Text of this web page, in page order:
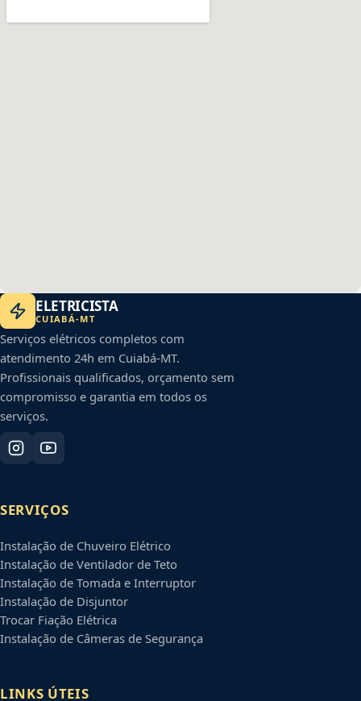
ELETRICISTA
CUIABÁ-MT
Serviços elétricos completos com
atendimento 24h em Cuiabá-MT.
Profissionais qualificados, orçamento sem
compromisso e garantia em todos os
serviços.
SERVIÇOS
Instalação de Chuveiro Elétrico
Instalação de Ventilador de Teto
Instalação de Tomada e Interruptor
Instalação de Disjuntor
Trocar Fiação Elétrica
Instalação de Câmeras de Segurança
LINKS ÚTEIS